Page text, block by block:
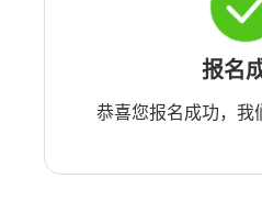
报名
恭喜您报名成功，我